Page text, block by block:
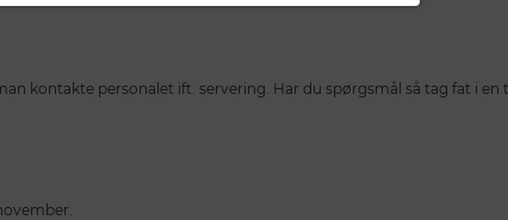
kontakte personalet ift. servering. Har du spørgsmål så tag fat i en